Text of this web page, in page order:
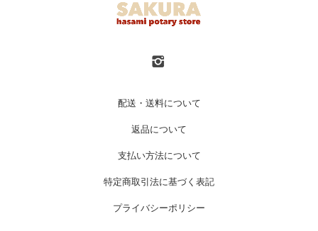
配送・送料について
返品について
支払い方法について
特定商取引法に基づく表記
プライバシーポリシー